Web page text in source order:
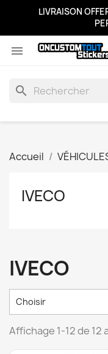
LIVRAISON

search
Accueil
IVECO
IVECO
Choisir
Affichage 1-12 de 12